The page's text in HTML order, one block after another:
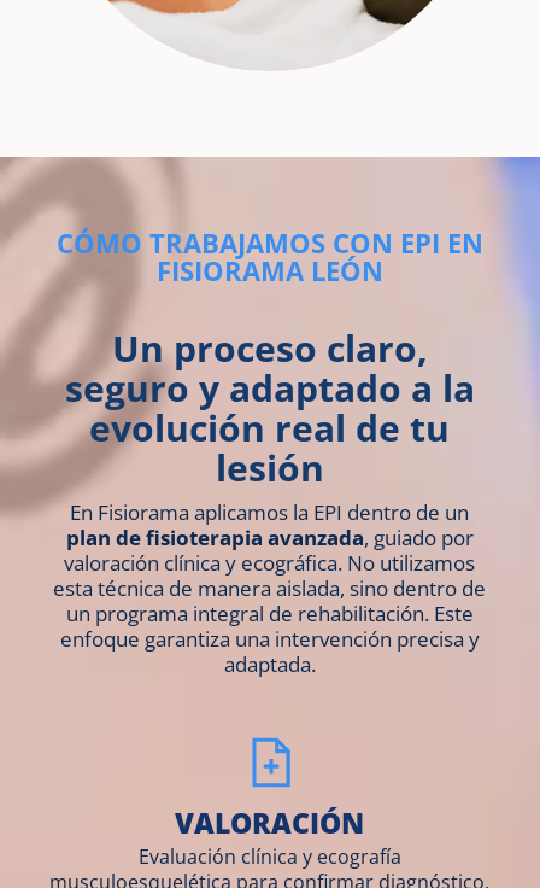
CÓMO TRABAJAMOS CON EPI EN
FISIORAMA LEÓN
Un proceso claro,
seguro y adaptado a la
evolución real de tu
lesión
En Fisiorama aplicamos la EPI dentro de un
plan de fisioterapia avanzada, guiado por
valoración clínica y ecográfica. No utilizamos
esta técnica de manera aislada, sino dentro de
un programa integral de rehabilitación. Este
enfoque garantiza una intervención precisa y
adaptada.
VALORACIÓN
Evaluación clínica y ecografía
musculoesquelética para confirmar diagnóstico.